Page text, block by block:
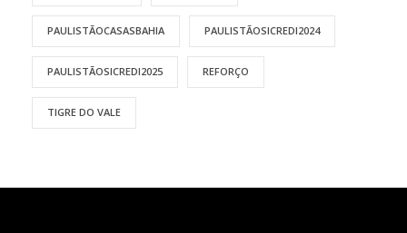
PAULISTÃOCASASBAHIA PAULISTÃOSICREDI2024
PAULISTÃOSICREDI2025 REFORÇO
TIGRE DO VALE